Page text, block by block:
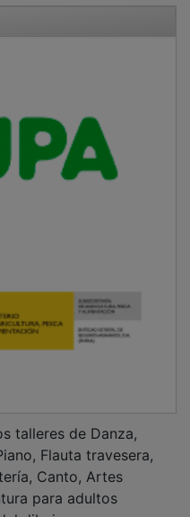
Flauta travesera,
Canto, Artes
para adultos
dibujo,